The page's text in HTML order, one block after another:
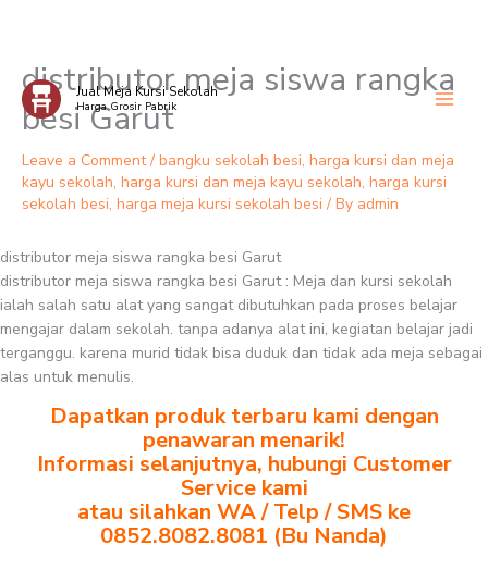
Skip
content
Jual Meja Kursi Sekolah
Harga Grosir Pabrik
distributor meja siswa rangka
besi Garut
Leave a Comment / bangku sekolah besi, harga kursi dan meja
kayu sekolah, harga kursi dan meja kayu sekolah, harga kursi
sekolah besi, harga meja kursi sekolah besi / By admin
distributor meja siswa rangka besi Garut
distributor meja siswa rangka besi Garut : Meja dan kursi sekolah
ialah salah satu alat yang sangat dibutuhkan pada proses belajar
mengajar dalam sekolah. tanpa adanya alat ini, kegiatan belajar jadi
terganggu. karena murid tidak bisa duduk dan tidak ada meja sebagai
alas untuk menulis.
Dapatkan produk terbaru kami dengan
penawaran menarik!
Informasi selanjutnya, hubungi Customer
Service kami
atau silahkan WA / Telp / SMS ke
0852.8082.8081 (Bu Nanda)